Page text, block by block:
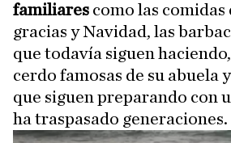
familiares como las comidas
gracias y Navidad, las
que todavía siguen
cerdo famosas de su abuela
que siguen preparando con
ha traspasado generaciones.